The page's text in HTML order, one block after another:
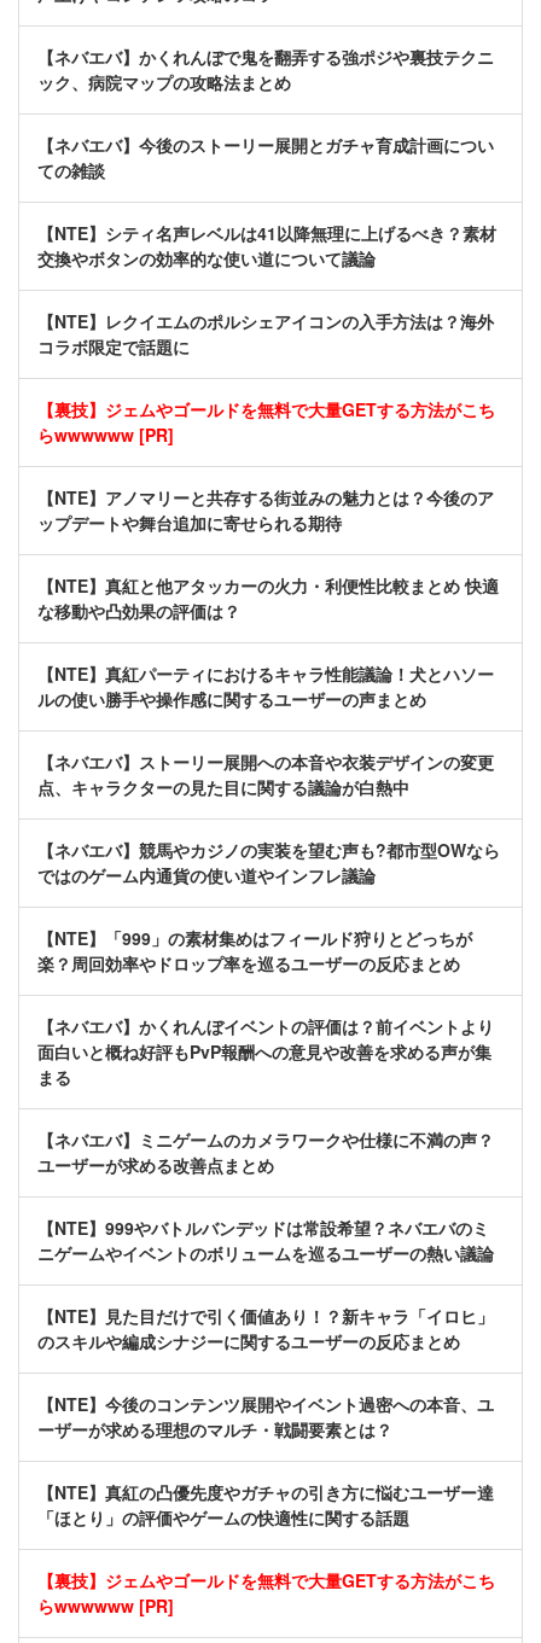
【ネバエバ】かくれんぼで鬼を翻弄する強ポジや裏技テクニ
ック、病院マップの攻略法まとめ
【ネバエバ】今後のストーリー展開とガチャ育成計画につい
ての雑談
【NTE】シティ名声レベルは41以降無理に上げるべき？素材
交換やボタンの効率的な使い道について議論
【NTE】レクイエムのポルシェアイコンの入手方法は？海外
コラボ限定で話題に
【裏技】ジェムやゴールドを無料で大量GETする方法がこち
らwwwwww [PR]
【NTE】アノマリーと共存する街並みの魅力とは？今後のア
ップデートや舞台追加に寄せられる期待
【NTE】真紅と他アタッカーの火力・利便性比較まとめ 快適
な移動や凸効果の評価は？
【NTE】真紅パーティにおけるキャラ性能議論！犬とハソー
ルの使い勝手や操作感に関するユーザーの声まとめ
【ネバエバ】ストーリー展開への本音や衣装デザインの変更
点、キャラクターの見た目に関する議論が白熱中
【ネバエバ】競馬やカジノの実装を望む声も?都市型OWなら
ではのゲーム内通貨の使い道やインフレ議論
【NTE】「999」の素材集めはフィールド狩りとどっちが
楽？周回効率やドロップ率を巡るユーザーの反応まとめ
【ネバエバ】かくれんぼイベントの評価は？前イベントより
面白いと概ね好評もPvP報酬への意見や改善を求める声が集
まる
【ネバエバ】ミニゲームのカメラワークや仕様に不満の声？
ユーザーが求める改善点まとめ
【NTE】999やバトルバンデッドは常設希望？ネバエバのミ
ニゲームやイベントのボリュームを巡るユーザーの熱い議論
【NTE】見た目だけで引く価値あり！？新キャラ「イロヒ」
のスキルや編成シナジーに関するユーザーの反応まとめ
【NTE】今後のコンテンツ展開やイベント過密への本音、ユ
ーザーが求める理想のマルチ・戦闘要素とは？
【NTE】真紅の凸優先度やガチャの引き方に悩むユーザー達
「ほとり」の評価やゲームの快適性に関する話題
【裏技】ジェムやゴールドを無料で大量GETする方法がこち
らwwwwww [PR]